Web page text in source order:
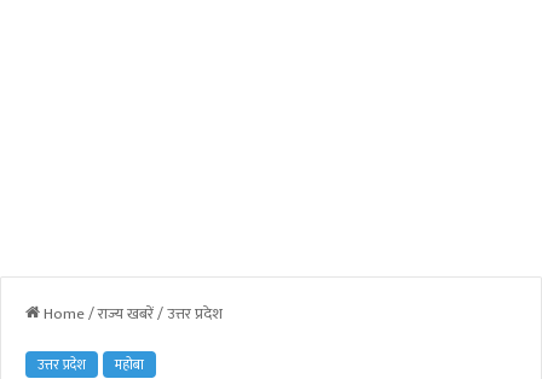
Home/राज्य खबरें/उत्तर प्रदेश
उत्तर प्रदेश महोबा